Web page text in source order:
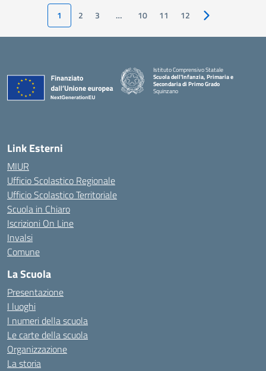
1 2 3 … 10 11 12 Pagina
Istituto Comprensivo Statale
Scuola dell'Infanzia, Primaria e
Secondaria di Primo Grado
Squinzano
Link Esterni
MIUR
Ufficio Scolastico Regionale
Ufficio Scolastico Territoriale
Scuola in Chiaro
Iscrizioni On Line
Invalsi
Comune
La Scuola
Presentazione
I luoghi
I numeri della scuola
Le carte della scuola
Organizzazione
La storia